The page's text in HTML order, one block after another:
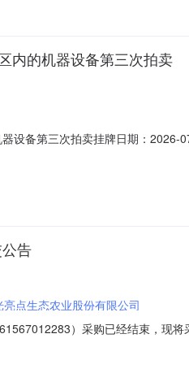
内的机器设备第三次拍卖
设备第三次拍卖挂牌日期：2026-
日期2026-07-09交易方式网络竞
告
亮点生态农业股份有限公司
）采购已经结束，现
、采购单位信息采购单位名称：汨